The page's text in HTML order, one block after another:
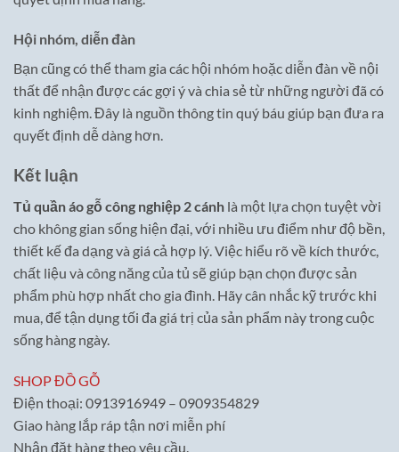
Hội nhóm, diễn đàn
Bạn cũng có thể tham gia các hội nhóm hoặc diễn đàn về nội
thất để nhận được các gợi ý và chia sẻ từ những người đã có
kinh nghiệm. Đây là nguồn thông tin quý báu giúp bạn đưa ra
quyết định dễ dàng hơn.
Kết luận
Tủ quần áo gỗ công nghiệp 2 cánh là một lựa chọn tuyệt vời
cho không gian sống hiện đại, với nhiều ưu điểm như độ bền,
thiết kế đa dạng và giá cả hợp lý. Việc hiểu rõ về kích thước,
chất liệu và công năng của tủ sẽ giúp bạn chọn được sản
phẩm phù hợp nhất cho gia đình. Hãy cân nhắc kỹ trước khi
mua, để tận dụng tối đa giá trị của sản phẩm này trong cuộc
sống hàng ngày.
SHOP ĐỒ GỖ
Điện thoại: 0913916949 – 0909354829
Giao hàng lắp ráp tận nơi miễn phí
Nhận đặt hàng theo yêu cầu.